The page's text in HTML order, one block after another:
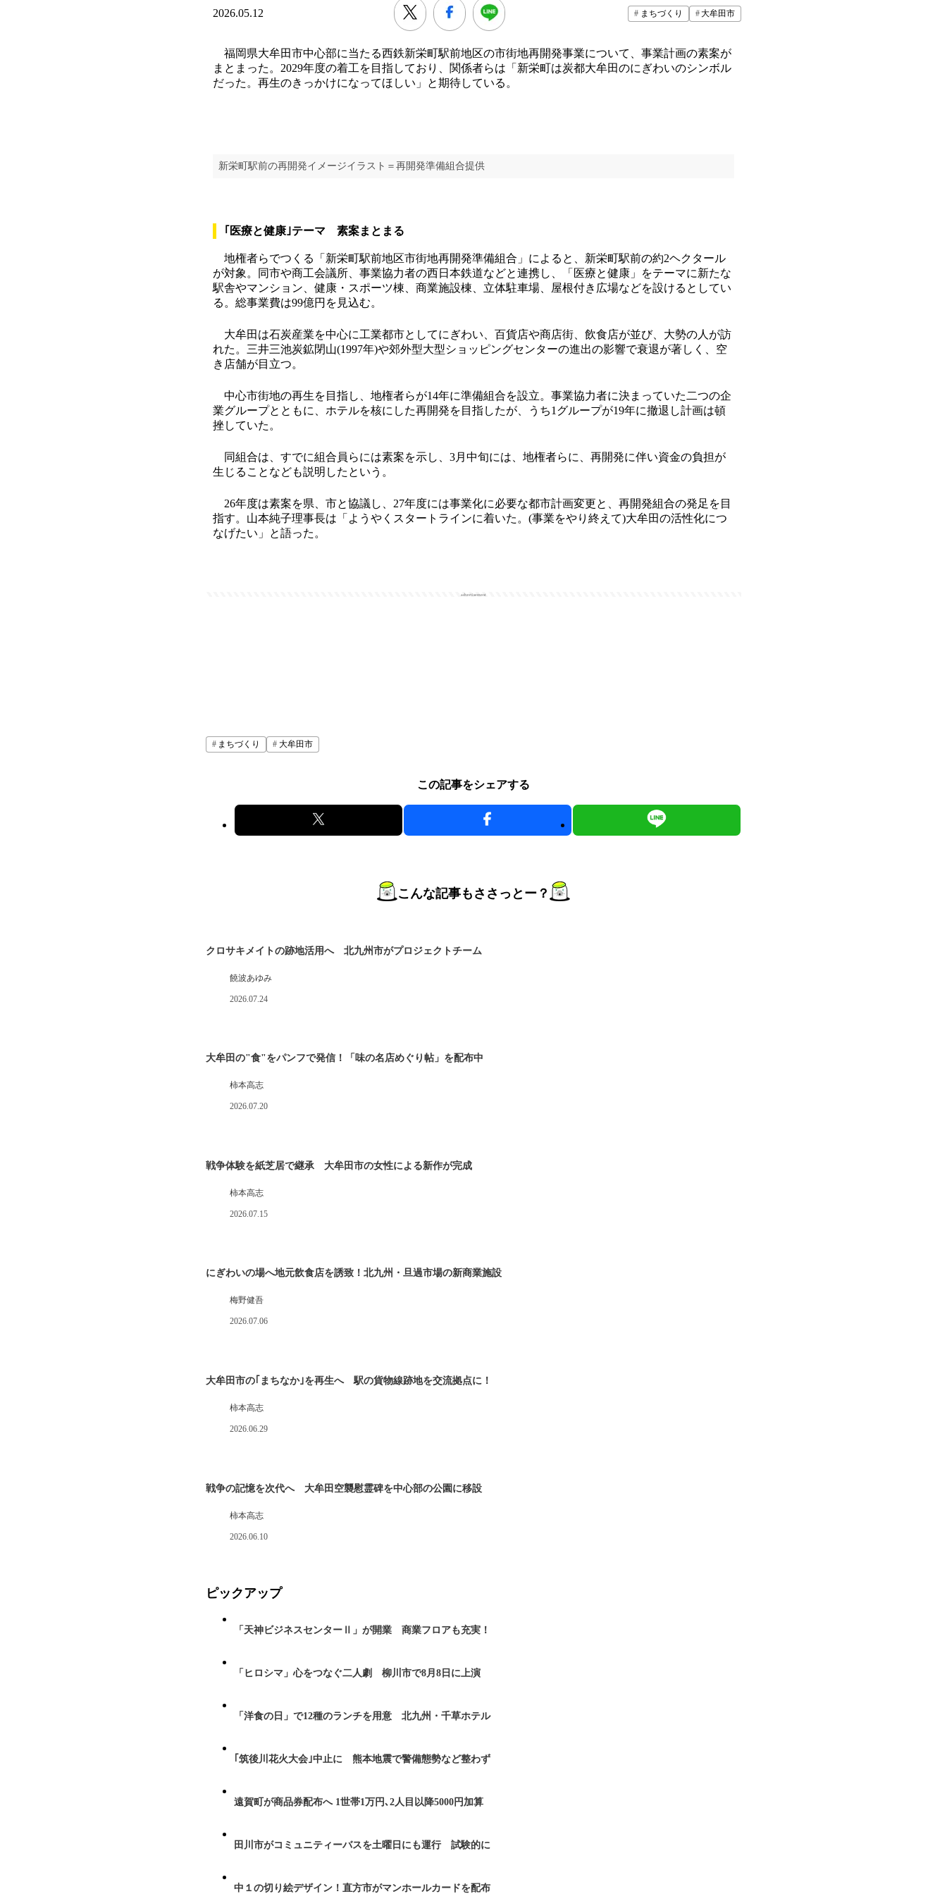
2026.05.12 まちづくり 大牟田市
福岡県大牟田市中心部に当たる西鉄新栄町駅前地区の市街地再開発事業について、事業計画の素案が
まとまった。2029年度の着工を目指しており、関係者らは「新栄町は炭都大牟田のにぎわいのシンボル
だった。再生のきっかけになってほしい」と期待している。
新栄町駅前の再開発イメージイラスト＝再開発準備組合提供
｢医療と健康｣テーマ 素案まとまる
地権者らでつくる「新栄町駅前地区市街地再開発準備組合」によると、新栄町駅前の約2ヘクタール
が対象。同市や商工会議所、事業協力者の西日本鉄道などと連携し、「医療と健康」をテーマに新たな
駅舎やマンション、健康・スポーツ棟、商業施設棟、立体駐車場、屋根付き広場などを設けるとしてい
る。総事業費は99億円を見込む。
大牟田は石炭産業を中心に工業都市としてにぎわい、百貨店や商店街、飲食店が並び、大勢の人が訪
れた。三井三池炭鉱閉山(1997年)や郊外型大型ショッピングセンターの進出の影響で衰退が著しく、空
き店舗が目立つ。
中心市街地の再生を目指し、地権者らが14年に準備組合を設立。事業協力者に決まっていた二つの企
業グループとともに、ホテルを核にした再開発を目指したが、うち1グループが19年に撤退し計画は頓
挫していた。
同組合は、すでに組合員らには素案を示し、3月中旬には、地権者らに、再開発に伴い資金の負担が
生じることなども説明したという。
26年度は素案を県、市と協議し、27年度には事業化に必要な都市計画変更と、再開発組合の発足を目
指す。山本純子理事長は「ようやくスタートラインに着いた。(事業をやり終えて)大牟田の活性化につ
なげたい」と語った。
advertisement
まちづくり 大牟田市
この記事をシェアする
こんな記事もささっとー？
クロサキメイトの跡地活用へ 北九州市がプロジェクトチーム
饒波あゆみ
2026.07.24
大牟田の"食"をパンフで発信！「味の名店めぐり帖」を配布中
柿本高志
2026.07.20
戦争体験を紙芝居で継承 大牟田市の女性による新作が完成
柿本高志
2026.07.15
にぎわいの場へ地元飲食店を誘致！北九州・旦過市場の新商業施設
梅野健吾
2026.07.06
大牟田市の｢まちなか｣を再生へ 駅の貨物線跡地を交流拠点に！
柿本高志
2026.06.29
戦争の記憶を次代へ 大牟田空襲慰霊碑を中心部の公園に移設
柿本高志
2026.06.10
ピックアップ
「天神ビジネスセンターⅡ」が開業 商業フロアも充実！
「ヒロシマ」心をつなぐ二人劇 柳川市で8月8日に上演
「洋食の日」で12種のランチを用意 北九州・千草ホテル
｢筑後川花火大会｣中止に 熊本地震で警備態勢など整わず
遠賀町が商品券配布へ 1世帯1万円､2人目以降5000円加算
田川市がコミュニティーバスを土曜日にも運行 試験的に
中１の切り絵デザイン！直方市がマンホールカードを配布